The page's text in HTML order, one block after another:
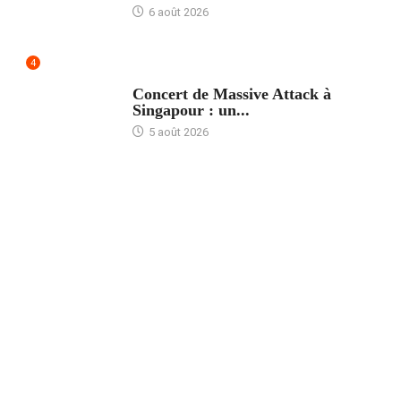
6 août 2026
4
Concert de Massive Attack à
Singapour : un...
5 août 2026